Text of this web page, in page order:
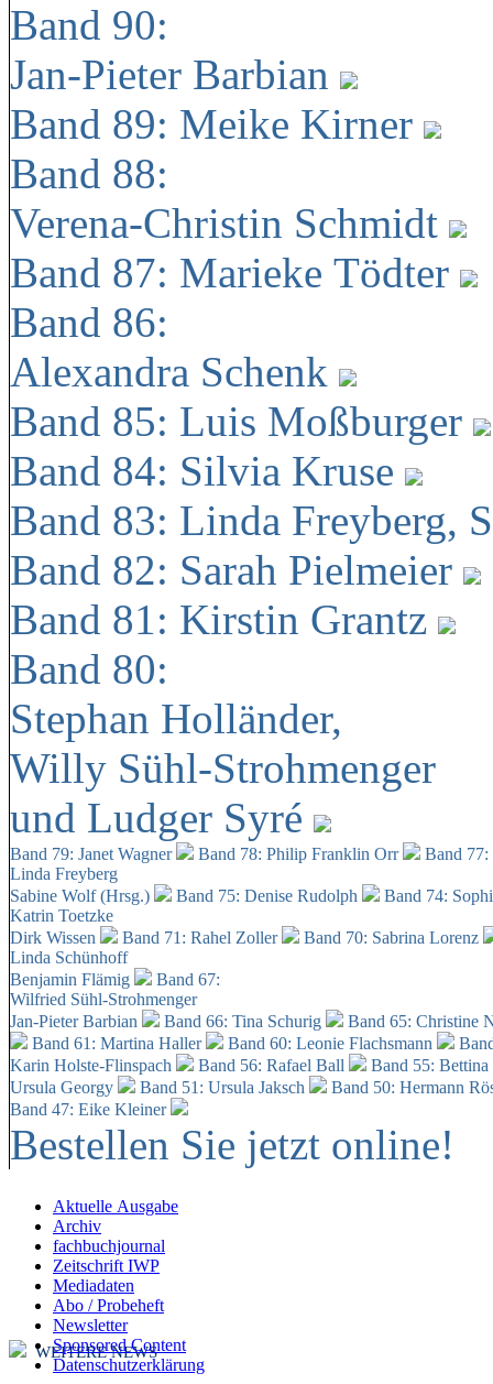
Band 90:
Jan-Pieter Barbian
Band 89: Meike Kirner
Band 88:
Verena-Christin Schmidt
Band 87: Marieke Tödter
Band 86:
Alexandra Schenk
Band 85: Luis Moßburger
Band 84: Silvia Kruse
Band 83: Linda Freyberg,
Band 82: Sarah Pielmeier
Band 81: Kirstin Grantz
Band 80:
Stephan Holländer,
Willy Sühl-Strohmenger
und Ludger Syré
Band 79: Janet Wagner Band 78: Philip Franklin Orr
Band
Linda Freyberg
Sabine Wolf (Hrsg.)
Band 75: Denise Rudolph
Band 74:
Katrin Toetzke
Dirk Wissen
Band 71: Rahel Zoller
Band 70: Sabrina Lorenz
Linda Schünhoff
Benjamin Flämig
Band 67:
Wilfried Sühl-Strohmenger
Jan-Pieter Barbian
Band 66: Tina Schurig
Band 65: Christine
Band 61: Martina Haller
Band 60: Leonie Flachsmann
Karin Holste-Flinspach
Band 56: Rafael Ball
Band 55:
Ursula Georgy
Band 51: Ursula Jaksch Band 50: Hermann
Band 47: Eike Kleiner
Bestellen Sie jetzt online!
Aktuelle Ausgabe
Archiv
fachbuchjournal
Zeitschrift IWP
Mediadaten
Abo / Probeheft
Newsletter
Sponsored Content
Datenschutzerklärung
WEITERE NEWS